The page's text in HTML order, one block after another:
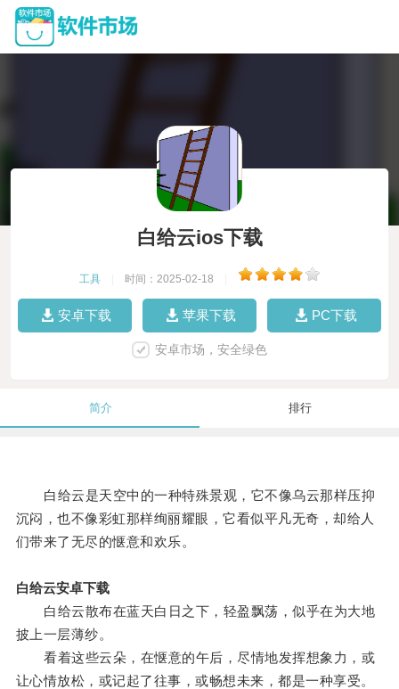
白给云ios下载
工具 时间：2025-02-18
安卓下载 苹果下载 PC下载
安卓市场，安全绿色
简介 排行
白给云是天空中的一种特殊景观，它不像乌云那样压抑
沉闷，也不像彩虹那样绚丽耀眼，它看似平凡无奇，却给人
们带来了无尽的惬意和欢乐。
白给云安卓下载
白给云散布在蓝天白日之下，轻盈飘荡，似乎在为大地
披上一层薄纱。
看着这些云朵，在惬意的午后，尽情地发挥想象力，或
让心情放松，或记起了往事，或畅想未来，都是一种享受。